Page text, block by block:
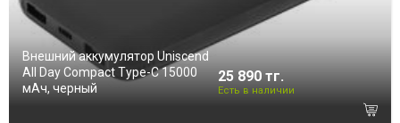
Внешний аккумулятор Uniscend
All Day Compact Type-C 15000
мAч, черный
25 890 тг.
Есть в наличии